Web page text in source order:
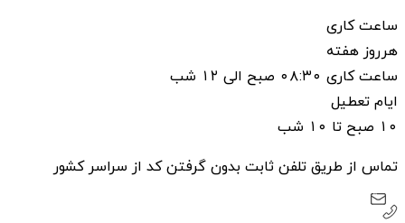
ساعت کاری
هرروز هفته
ساعت کاری ۰۸:۳۰ صبح الی ۱۲ شب
ایام تعطیل
۱۰ صبح تا ۱۰ شب
تماس از طریق تلفن ثابت بدون گرفتن کد از سراسر کشور